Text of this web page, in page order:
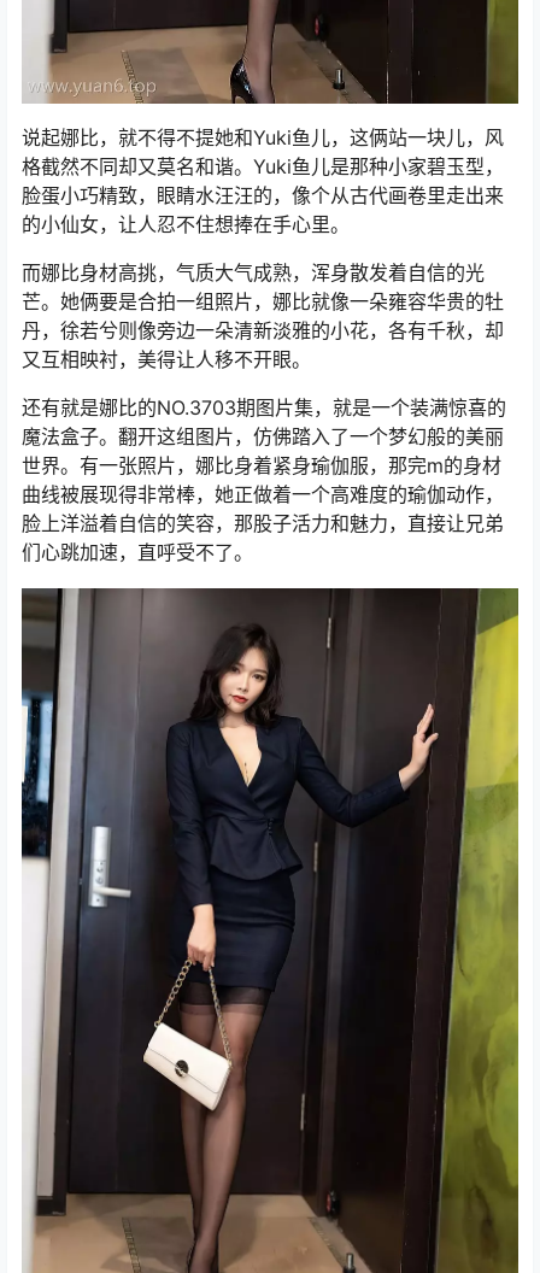
说起娜比，就不得不提她和Yuki鱼儿，这俩站一块儿，风
格截然不同却又莫名和谐。Yuki鱼儿是那种小家碧玉型，
脸蛋小巧精致，眼睛水汪汪的，像个从古代画卷里走出来
的小仙女，让人忍不住想捧在手心里。
而娜比身材高挑，气质大气成熟，浑身散发着自信的光
芒。她俩要是合拍一组照片，娜比就像一朵雍容华贵的牡
丹，徐若兮则像旁边一朵清新淡雅的小花，各有千秋，却
又互相映衬，美得让人移不开眼。
还有就是娜比的NO.3703期图片集，就是一个装满惊喜的
魔法盒子。翻开这组图片，仿佛踏入了一个梦幻般的美丽
世界。有一张照片，娜比身着紧身瑜伽服，那完m的身材
曲线被展现得非常棒，她正做着一个高难度的瑜伽动作，
脸上洋溢着自信的笑容，那股子活力和魅力，直接让兄弟
们心跳加速，直呼受不了。